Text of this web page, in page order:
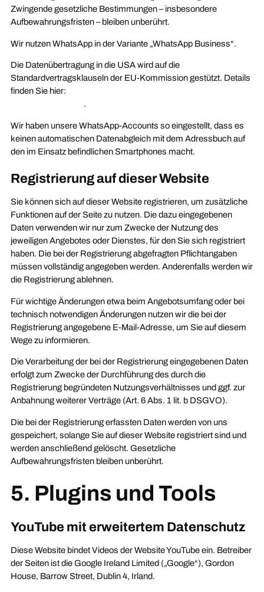
Zwingende gesetzliche Bestimmungen – insbesondere
Aufbewahrungsfristen – bleiben unberührt.
Wir nutzen WhatsApp in der Variante „WhatsApp Business“.
Die Datenübertragung in die USA wird auf die
Standardvertragsklauseln der EU-Kommission gestützt. Details
finden Sie hier:
.
Wir haben unsere WhatsApp-Accounts so eingestellt, dass es
keinen automatischen Datenabgleich mit dem Adressbuch auf
den im Einsatz befindlichen Smartphones macht.
Registrierung auf dieser Website
Sie können sich auf dieser Website registrieren, um zusätzliche
Funktionen auf der Seite zu nutzen. Die dazu eingegebenen
Daten verwenden wir nur zum Zwecke der Nutzung des
jeweiligen Angebotes oder Dienstes, für den Sie sich registriert
haben. Die bei der Registrierung abgefragten Pflichtangaben
müssen vollständig angegeben werden. Anderenfalls werden wir
die Registrierung ablehnen.
Für wichtige Änderungen etwa beim Angebotsumfang oder bei
technisch notwendigen Änderungen nutzen wir die bei der
Registrierung angegebene E-Mail-Adresse, um Sie auf diesem
Wege zu informieren.
Die Verarbeitung der bei der Registrierung eingegebenen Daten
erfolgt zum Zwecke der Durchführung des durch die
Registrierung begründeten Nutzungsverhältnisses und ggf. zur
Anbahnung weiterer Verträge (Art. 6 Abs. 1 lit. b DSGVO).
Die bei der Registrierung erfassten Daten werden von uns
gespeichert, solange Sie auf dieser Website registriert sind und
werden anschließend gelöscht. Gesetzliche
Aufbewahrungsfristen bleiben unberührt.
5. Plugins und Tools
YouTube mit erweitertem Datenschutz
Diese Website bindet Videos der Website YouTube ein. Betreiber
der Seiten ist die Google Ireland Limited („Google“), Gordon
House, Barrow Street, Dublin 4, Irland.